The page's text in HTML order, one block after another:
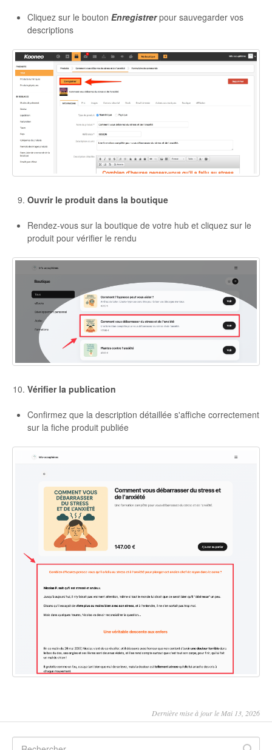
Cliquez sur le bouton Enregistrerpour sauvegarder vos
descriptions
Ouvrir le produit dans la boutique
Rendez-vous sur la boutique de votre hub et cliquez sur le
produit pour vérifier le rendu
Vérifier la publication
Confirmez que la description détaillée s'affiche correctement
sur la fiche produit publiée
Dernière mise à jour le Mai 13, 2026